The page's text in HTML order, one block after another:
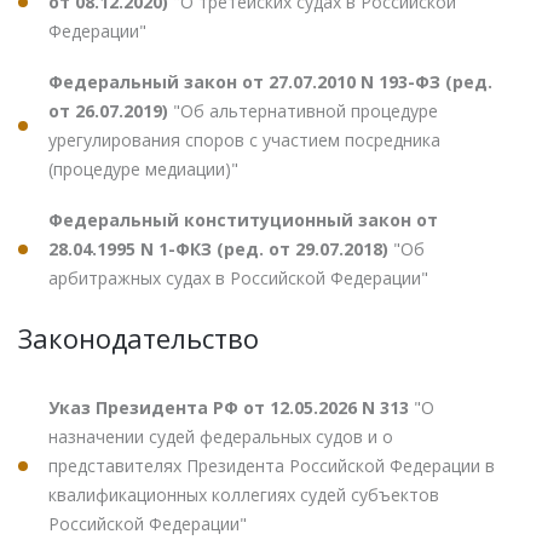
Федерации"
Федеральный закон от 27.07.2010 N 193-ФЗ (ред.
от 26.07.2019) "Об альтернативной процедуре
урегулирования споров с участием посредника
(процедуре медиации)"
Федеральный конституционный закон от
28.04.1995 N 1-ФКЗ (ред. от 29.07.2018) "Об
арбитражных судах в Российской Федерации"
Законодательство
Указ Президента РФ от 12.05.2026 N 313 "О
назначении судей федеральных судов и о
представителях Президента Российской Федерации в
квалификационных коллегиях судей субъектов
Российской Федерации"